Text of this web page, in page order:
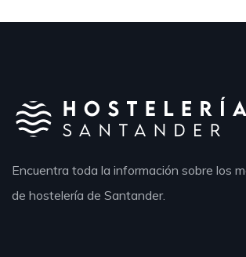
Encuentra toda la información sobre los
de hostelería de Santander.